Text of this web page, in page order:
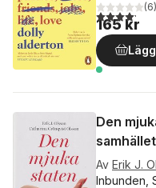
4,2utav 5(6)
165 kr
Den
Av Erik J.
Inbunden,